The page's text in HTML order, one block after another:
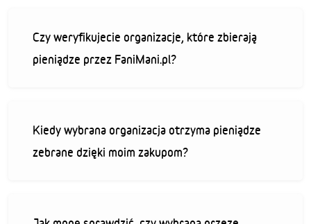
Czy weryfikujecie organizacje, które zbierają
pieniądze przez FaniMani.pl?
Kiedy wybrana organizacja otrzyma pieniądze
zebrane dzięki moim zakupom?